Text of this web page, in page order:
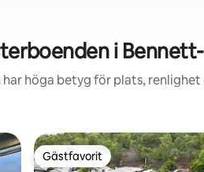
i
höga betyg för plats, renlighet
Gästfavorit
Gästfavorit